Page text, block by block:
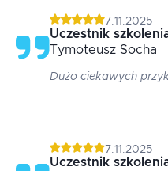
7.11.2025
Uczestnik
Tymoteusz Socha
Dużo ciekawych
7.11.2025
Uczestnik